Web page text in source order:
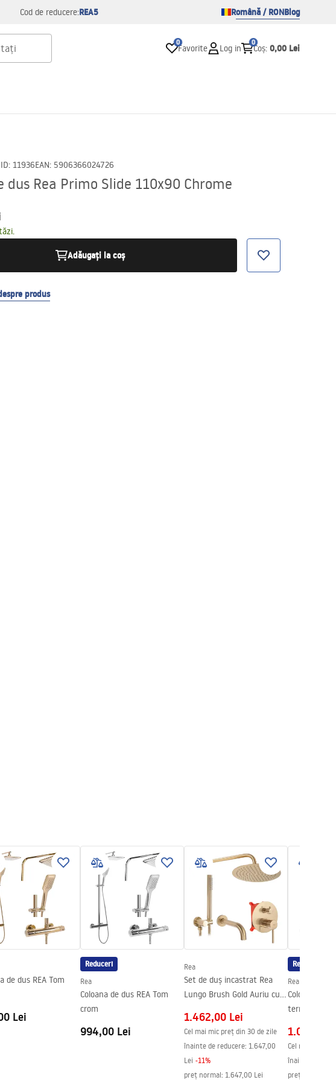
Cod de reducere:REA5 Română / RONBlog
0
Favorite Log in
0
Coș: 0,00 Lei
ID: 11936EAN: 5906366024726
dus Rea Primo Slide 110x90 Chrome
Adăugați la coș
produs
de dus REA Tom
Lei
Reduceri
Rea
Coloana de dus REA Tom
crom
994,00 Lei
Rea
Set de duș incastrat Rea
Lungo Brush Gold Auriu cu
1.462,00 Lei
Cel mai mic preț din 30 de zile
înainte de reducere: 1.647,00
Lei -11%
preț normal: 1.647,00 Lei
Reduceri
Rea
Coloana de
termostat
1.070,00
Cel mai mic
înainte de
preț normal